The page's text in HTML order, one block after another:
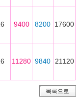
9400 8200 17600
11280 9840 21120
목록으로